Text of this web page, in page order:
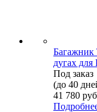
Багажник
дугах для
Под заказ
(до 40
41 780